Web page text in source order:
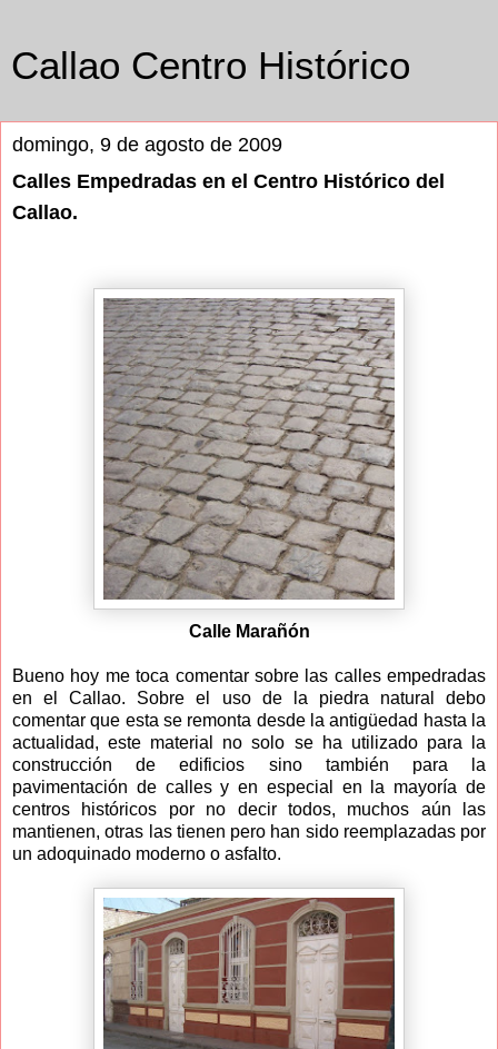
Callao Centro Histórico
domingo, 9 de agosto de 2009
Calles Empedradas en el Centro Histórico del
Callao.
Calle Marañón
Bueno hoy me toca comentar sobre las calles empedradas
en el Callao. Sobre el uso de la piedra natural debo
comentar que esta se remonta desde la antigüedad hasta la
actualidad, este material no solo se ha utilizado para la
construcción de edificios sino también para la
pavimentación de calles y en especial en la mayoría de
centros históricos por no decir todos, muchos aún las
mantienen, otras las tienen pero han sido reemplazadas por
un adoquinado moderno o asfalto.